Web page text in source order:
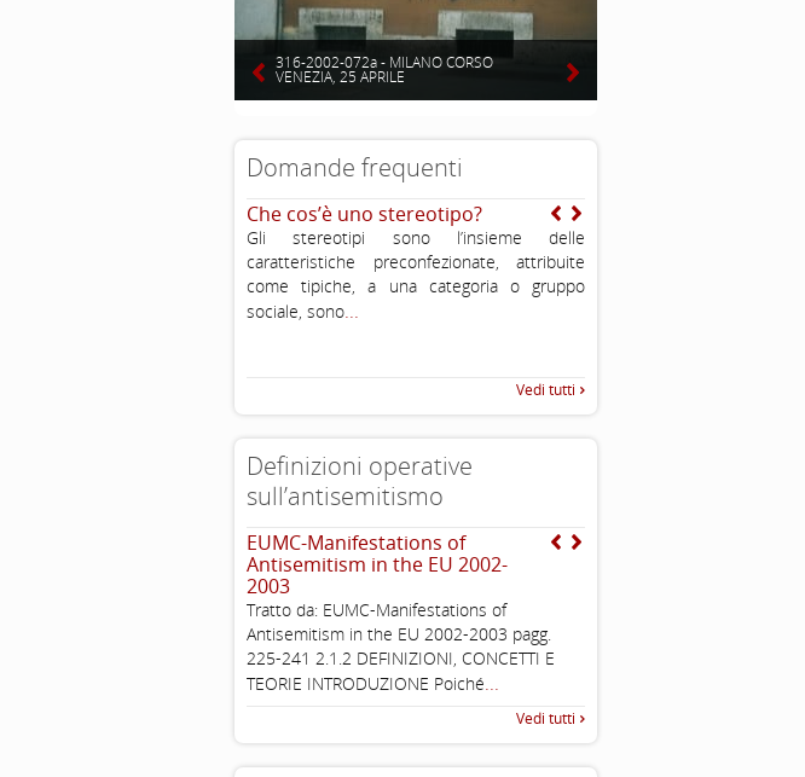
316-2002-072a - MILANO CORSO
VENEZIA, 25 APRILE
Domande frequenti
Che cos’è uno stereotipo?
Gli stereotipi sono l’insieme delle
caratteristiche preconfezionate, attribuite
come tipiche, a una categoria o gruppo
sociale, sono...
Vedi tutti
Definizioni operative
sull’antisemitismo
EUMC-Manifestations of
Antisemitism in the EU 2002-
2003
Tratto da: EUMC-Manifestations of
Antisemitism in the EU 2002-2003 pagg.
225-241 2.1.2 DEFINIZIONI, CONCETTI E
TEORIE INTRODUZIONE Poiché...
Vedi tutti